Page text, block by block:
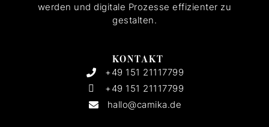
werden und digitale Prozesse effizienter zu
gestalten.
KONTAKT
+49 151 21117799
+49 151 21117799
hallo@camika.de